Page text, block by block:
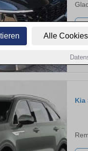
Alle
Kia